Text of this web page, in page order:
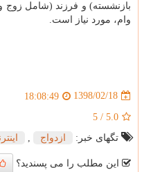
بازنشسته) و فرزند (شامل زوج و
وام، مورد نیاز است.
1398/02/18
18:08:49
5.0
/
5
تگهای خبر:
ازدواج
این مطلب را می پسندید؟